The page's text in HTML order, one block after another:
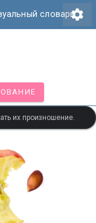
словарьsettings
их произношение.